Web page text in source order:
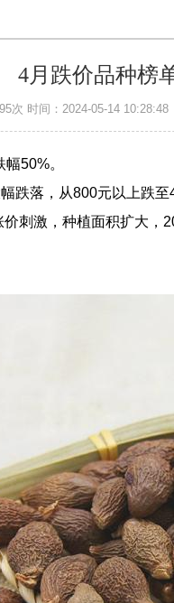
4月跌价品种榜
次 时间：2024-05-14 10:28:48
50%。
跌落，从800元以上跌
价刺激，种植面积扩大，